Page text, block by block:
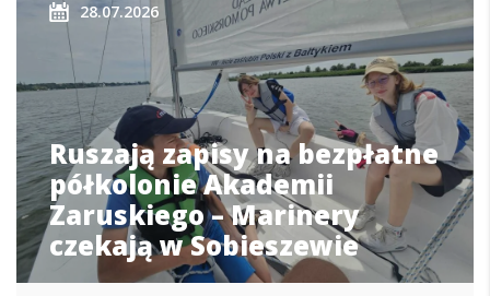
28.07.2026
Ruszają zapisy na bezpłatne
półkolonie Akademii
Zaruskiego – Marinery
czekają w Sobieszewie